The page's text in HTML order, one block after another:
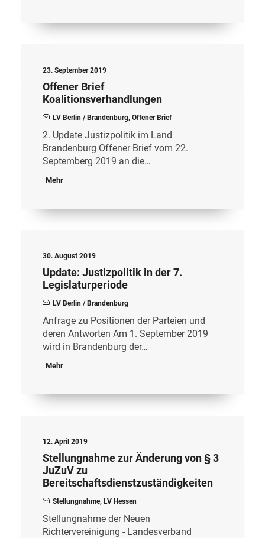
23. September 2019
Offener Brief
Koalitionsverhandlungen
LV Berlin / Brandenburg, Offener Brief
2. Update Justizpolitik im Land
Brandenburg Offener Brief vom 22.
Septemberg 2019 an die…
Mehr
30. August 2019
Update: Justizpolitik in der 7.
Legislaturperiode
LV Berlin / Brandenburg
Anfrage zu Positionen der Parteien und
deren Antworten Am 1. September 2019
wird in Brandenburg der…
Mehr
12. April 2019
Stellungnahme zur Änderung von § 3
JuZuV zu
Bereitschaftsdienstzuständigkeiten
Stellungnahme, LV Hessen
Stellungnahme der Neuen
Richtervereinigung - Landesverband